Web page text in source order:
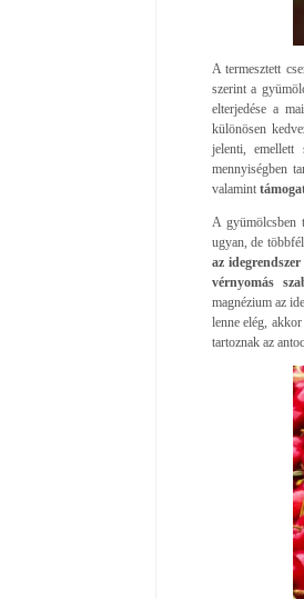
A termesztett
szerint a
elterjedése a
különösen
jelenti,
mennyiségben
valamint
A gyümölcsben
ugyan, de
az
vérnyomás
magnézium az
lenne elég,
tartoznak az